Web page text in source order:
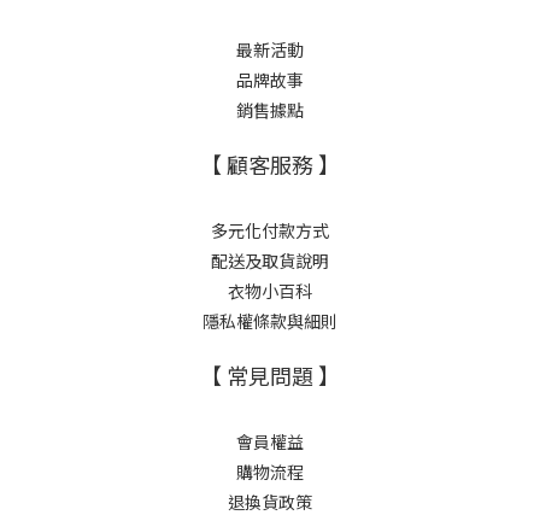
最新活動
品牌故事
銷售據點
【 顧客服務 】
多元化付款方式
配送及取貨說明
衣物小百科
隱私權條款與細則
【 常見問題 】
會員權益
購物流程
退換貨政策